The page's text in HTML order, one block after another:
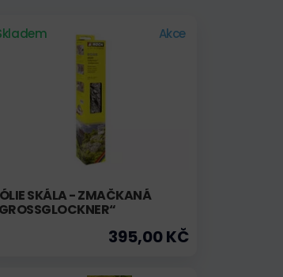
Akce
SKÁLA - ZMAČKANÁ
395,00 KČ